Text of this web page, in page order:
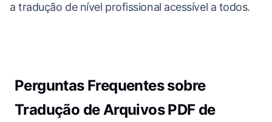
a tradução de nível profissional acessível a todos.
Perguntas Frequentes sobre
Tradução de Arquivos PDF de